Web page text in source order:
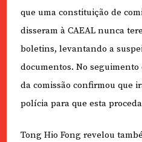
que uma constituição de
disseram à CAEAL nunca
boletins, levantando a
documentos. No seguimento
da comissão confirmou que
polícia para que esta
Tong Hio Fong revelou